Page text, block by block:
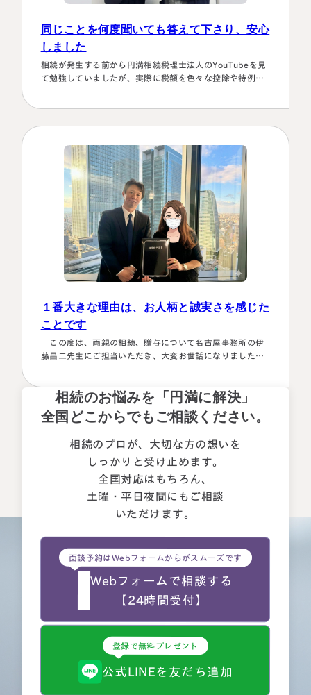
同じことを何度聞いても答えて下さり、安心
しました
相続が発生する前から円満相続税理士法人のYouTubeを見
て勉強していましたが、実際に税額を色々な控除や特例を
ず、届いた書類を全部加藤先生へメールで送ってまとめあ
げて頂きました。心配で同じこと…
１番大きな理由は、お人柄と誠実さを感じた
ことです
この度は、両親の相続、贈与について名古屋事務所の伊
藤昌二先生にご担当いただき、大変お世話になりました。
ュートラルでした。 ②丁寧なご対応とわかりやすい説明で
した。 素人がわかりやすいように、わかるまで何度も教
えて下さいました。 ③お人柄と同様に、専門家として全面
相続のお悩みを「円満に解決」
全国どこからでもご相談ください。
相続のプロが、大切な方の想いを
しっかりと受け止めます。
全国対応はもちろん、
土曜・平日夜間にもご相談
いただけます。
面談予約はWebフォームからがスムーズです
Webフォームで相談する
【24時間受付】
登録で無料プレゼント
公式LINEを友だち追加